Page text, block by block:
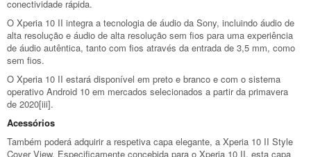
conectividade rápida.
O Xperia 10 II integra a tecnologia de áudio da Sony, incluindo áudio de
alta resolução e áudio de alta resolução sem fios para uma experiência
de áudio autêntica, tanto com fios através da entrada de 3,5 mm, como
sem fios.
O Xperia 10 II estará disponível em preto e branco e com o sistema
operativo Android 10 em mercados selecionados a partir da primavera
de 2020[iii].
Acessórios
Também poderá adquirir a respetiva capa elegante, a Xperia 10 II Style
Cover View. Especificamente concebida para o Xperia 10 II, esta capa